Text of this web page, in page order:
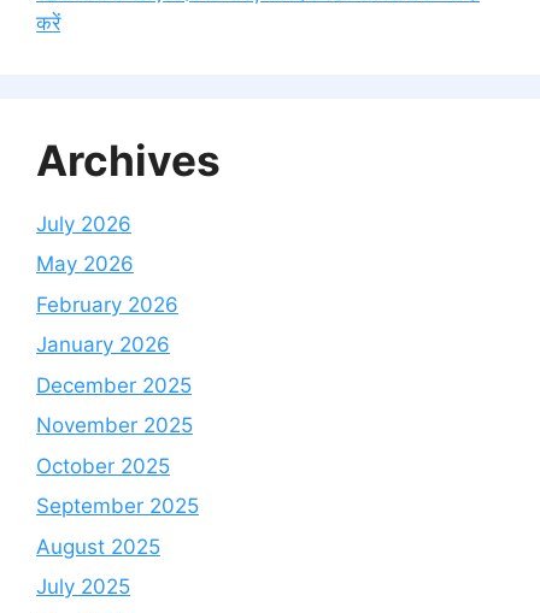
करें
Archives
July 2026
May 2026
February 2026
January 2026
December 2025
November 2025
October 2025
September 2025
August 2025
July 2025